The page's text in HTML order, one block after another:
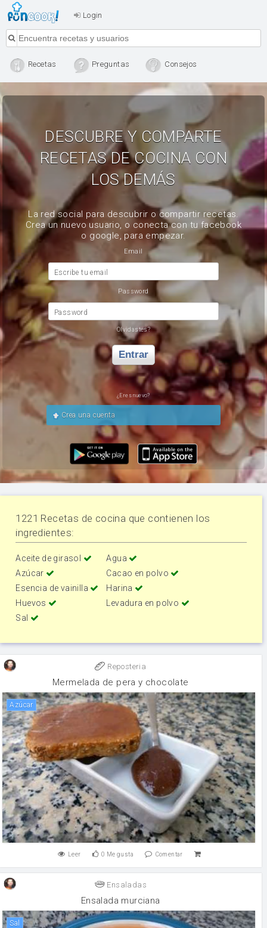
Login
Recetas Preguntas Consejos
DESCUBRE Y COMPARTE
RECETAS DE COCINA CON
LOS DEMÁS
La red social para descubrir o compartir recetas.
Crea un nuevo usuario, o conecta con tu facebook
o google, para empezar.
Email
Escribe tu email
Password
Password
Olvidastes?
Entrar
¿Eres nuevo?
Crea una cuenta
1221 Recetas de cocina que contienen los
ingredientes:
Aceite de girasol
Agua
Azúcar
Cacao en polvo
Esencia de vainilla
Harina
Huevos
Levadura en polvo
Sal
Reposteria
Mermelada de pera y chocolate
Azúcar
Leer 0 Me gusta Comentar
Ensaladas
Ensalada murciana
sal